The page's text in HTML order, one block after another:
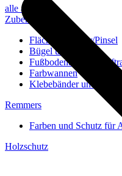
alle anzeigen
Zubehör
Flächenstreicher/Pinsel
Bügel und Rollen
Fußbodenbürsten/
Farbwannen
Klebebänder und
Remmers
Farben und Schutz für
Holzschutz